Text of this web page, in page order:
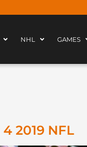
NHL GAMES
2019 NFL